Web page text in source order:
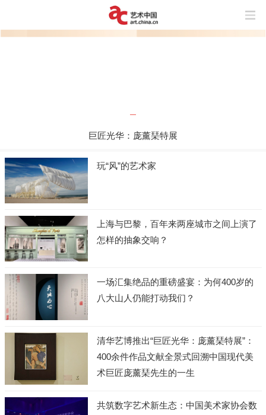
巨匠光华：庞薰琹特展
玩“风”的艺术家
上海与巴黎，百年来两座城市之间上演了
怎样的抽象交响？
一场汇集绝品的重磅盛宴：为何400岁的
八大山人仍能打动我们？
清华艺博推出“巨匠光华：庞薰琹特展”：
400余件作品文献全景式回溯中国现代美
术巨匠庞薰琹先生的一生
共筑数字艺术新生态：中国美术家协会数